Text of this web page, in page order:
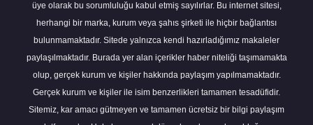
üye olarak bu sorumluluğu kabul etmiş sayılırlar. Bu internet sitesi,
herhangi bir marka, kurum veya şahıs şirketi ile hiçbir bağlantısı
bulunmamaktadır. Sitede yalnızca kendi hazırladığımız makaleler
paylaşılmaktadır. Burada yer alan içerikler haber niteliği taşımamakta
olup, gerçek kurum ve kişiler hakkında paylaşım yapılmamaktadır.
Gerçek kurum ve kişiler ile isim benzerlikleri tamamen tesadüfidir.
Sitemiz, kar amacı gütmeyen ve tamamen ücretsiz bir bilgi paylaşım